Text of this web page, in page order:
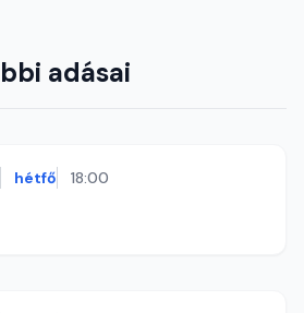
adásai
hétfő 18:00